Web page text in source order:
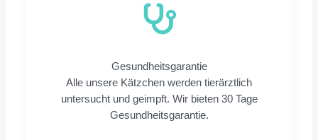
Gesundheitsgarantie
Alle unsere Kätzchen werden tierärztlich
untersucht und geimpft. Wir bieten 30 Tage
Gesundheitsgarantie.